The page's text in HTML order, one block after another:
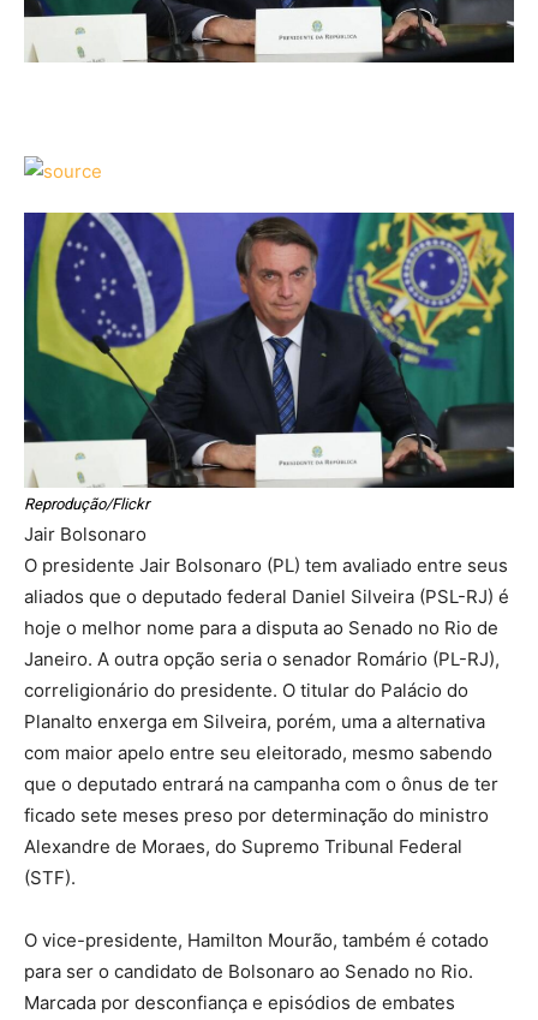
Reprodução/Flickr
Jair Bolsonaro
O presidente Jair Bolsonaro (PL) tem avaliado entre seus
aliados que o deputado federal Daniel Silveira (PSL-RJ) é
hoje o melhor nome para a disputa ao Senado no Rio de
Janeiro. A outra opção seria o senador Romário (PL-RJ),
correligionário do presidente. O titular do Palácio do
Planalto enxerga em Silveira, porém, uma a alternativa
com maior apelo entre seu eleitorado, mesmo sabendo
que o deputado entrará na campanha com o ônus de ter
ficado sete meses preso por determinação do ministro
Alexandre de Moraes, do Supremo Tribunal Federal
(STF).
O vice-presidente, Hamilton Mourão, também é cotado
para ser o candidato de Bolsonaro ao Senado no Rio.
Marcada por desconfiança e episódios de embates